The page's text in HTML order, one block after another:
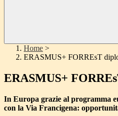
Home >
ERASMUS+ FORREsT
ERASMUS+
In Europa grazie al programma
con la Via Francigena: